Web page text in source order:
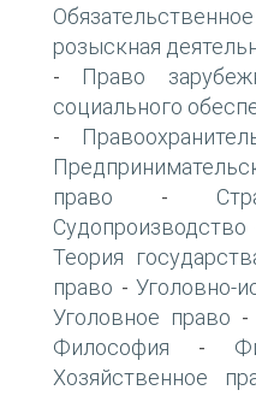
розыскная
- Право
социального
-
право -
Судопроизводство
Теория
право - Уголовно-
Уголовное право -
Философия -
Хозяйственное